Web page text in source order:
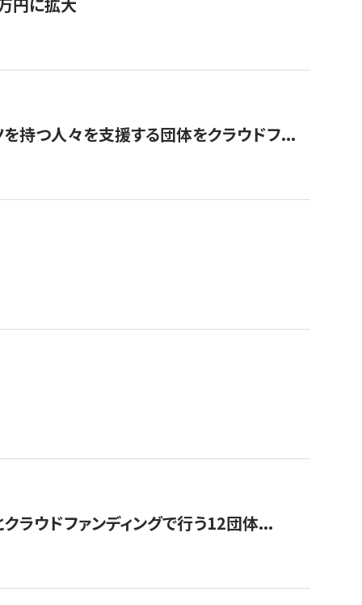
持つ人々を支援する団体をクラウドフ...
クラウドファンディングで行う12団体...